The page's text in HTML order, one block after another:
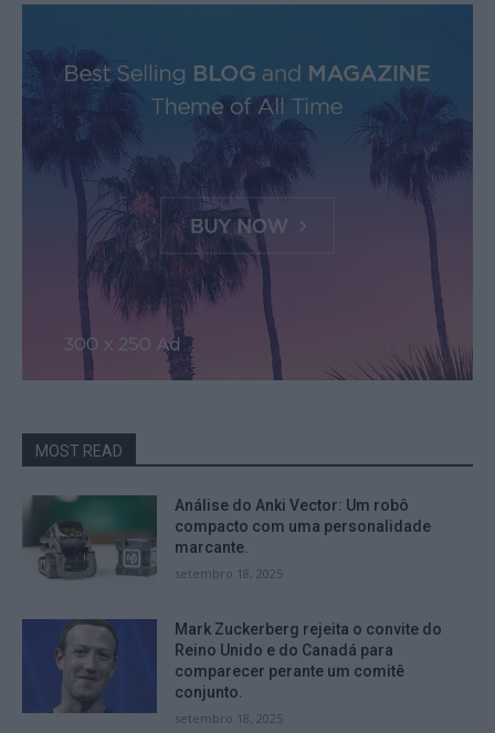
MOST READ
Análise do Anki Vector: Um robô
compacto com uma personalidade
marcante.
setembro 18, 2025
Mark Zuckerberg rejeita o convite do
Reino Unido e do Canadá para
comparecer perante um comitê
conjunto.
setembro 18, 2025